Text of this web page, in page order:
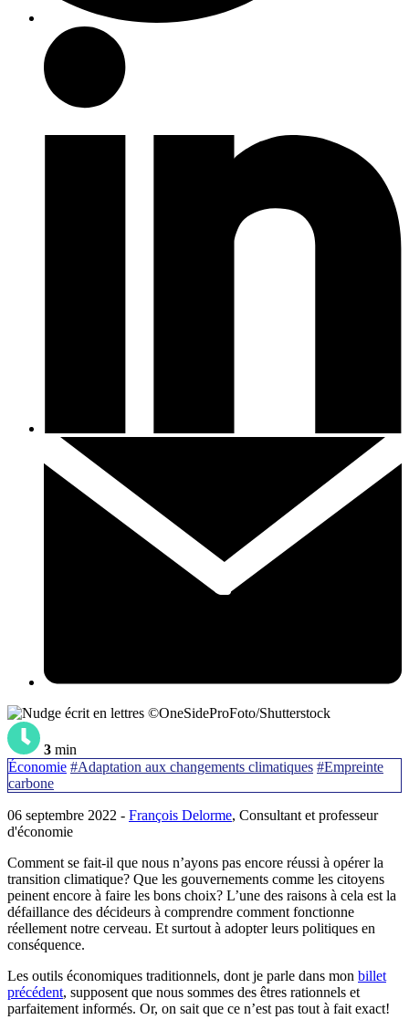
©OneSideProFoto/Shutterstock
3 min
Économie #Adaptation aux changements climatiques #Empreinte
carbone
06 septembre 2022 - François Delorme, Consultant et professeur
d'économie
Comment se fait-il que nous n’ayons pas encore réussi à opérer la
transition climatique? Que les gouvernements comme les citoyens
peinent encore à faire les bons choix? L’une des raisons à cela est la
défaillance des décideurs à comprendre comment fonctionne
réellement notre cerveau. Et surtout à adopter leurs politiques en
conséquence.
Les outils économiques traditionnels, dont je parle dans mon billet
précédent, supposent que nous sommes des êtres rationnels et
parfaitement informés. Or, on sait que ce n’est pas tout à fait exact!